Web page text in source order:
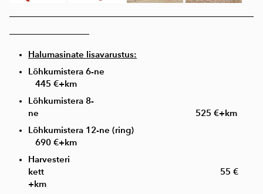
Halumasinate lisavarustus:
Lõhkumistera 6-ne
445 €+km
Lõhkumistera 8-
ne 525 €+km
Lõhkumistera 12-ne (ring)
690 €+km
Harvesteri
kett 55 €
+km